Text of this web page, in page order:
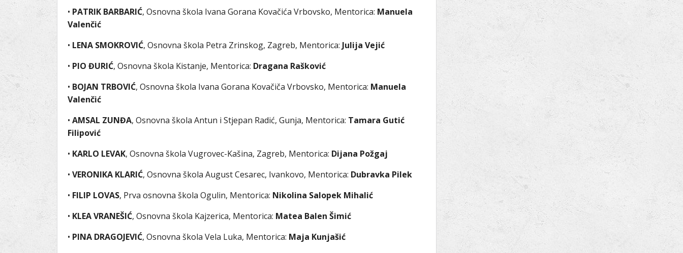
• PATRIK BARBARIĆ, Osnovna škola Ivana Gorana Kovačića Vrbovsko, Mentorica: Manuela
Valenčić
• LENA SMOKROVIĆ, Osnovna škola Petra Zrinskog, Zagreb, Mentorica: Julija Vejić
• PIO ĐURIĆ, Osnovna škola Kistanje, Mentorica: Dragana Rašković
• BOJAN TRBOVIĆ, Osnovna škola Ivana Gorana Kovačiča Vrbovsko, Mentorica: Manuela
Valenčić
• AMSAL ZUNĐA, Osnovna škola Antun i Stjepan Radić, Gunja, Mentorica: Tamara Gutić
Filipović
• KARLO LEVAK, Osnovna škola Vugrovec-Kašina, Zagreb, Mentorica: Dijana Požgaj
• VERONIKA KLARIĆ, Osnovna škola August Cesarec, Ivankovo, Mentorica: Dubravka Pilek
• FILIP LOVAS, Prva osnovna škola Ogulin, Mentorica: Nikolina Salopek Mihalić
• KLEA VRANEŠIĆ, Osnovna škola Kajzerica, Mentorica: Matea Balen Šimić
• PINA DRAGOJEVIĆ, Osnovna škola Vela Luka, Mentorica: Maja Kunjašić